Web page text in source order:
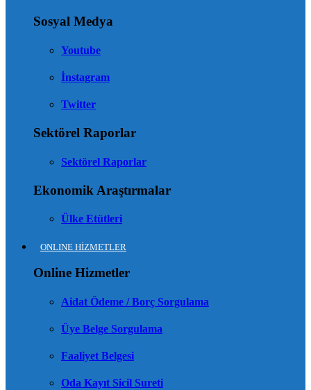
Sosyal Medya
Youtube
İnstagram
Twitter
Sektörel Raporlar
Sektörel Raporlar
Ekonomik Araştırmalar
Ülke Etütleri
ONLINE HİZMETLER
Online Hizmetler
Aidat Ödeme / Borç Sorgulama
Üye Belge Sorgulama
Faaliyet Belgesi
Oda Kayıt Sicil Sureti